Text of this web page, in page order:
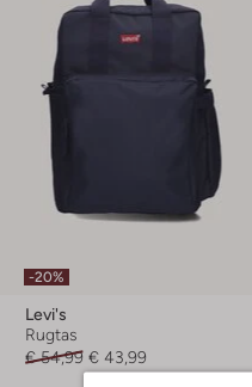
-20%
Levi's
Rugtas
€ 54,99 € 43,99